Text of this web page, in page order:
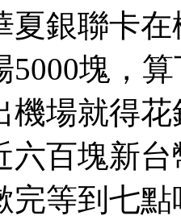
夏銀聯卡
5000塊，
機場就得
六百塊新
完等到七